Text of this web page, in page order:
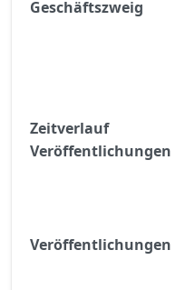
Geschäftszweig
Zeitverlauf
Veröffentlichungen
Veröffentlichungen